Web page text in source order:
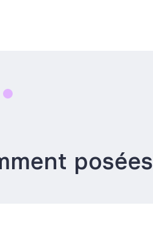
posées